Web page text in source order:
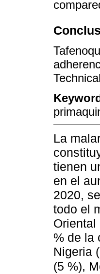
La
tienen
en el
2020,
todo el
% de la
Nigeria
(5 %),